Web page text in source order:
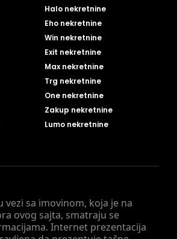
vezi sa imovinom, koja je na
ovog sajta, smatraju se
Internet prezentacija
Halo nekretnine
Eho nekretnine
Win nekretnine
Exit nekretnine
Max nekretnine
Trg nekretnine
One nekretnine
Zakup nekretnine
Lumo nekretnine